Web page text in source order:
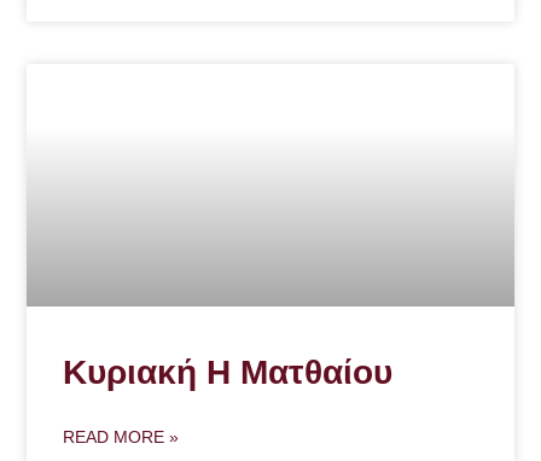
Κυριακή Η Ματθαίου
READ MORE »